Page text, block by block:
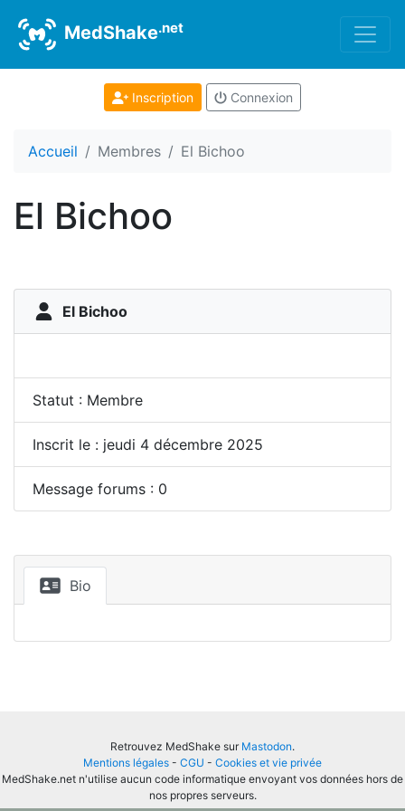
MedShake.net
Inscription Connexion
Accueil Membres El Bichoo
El Bichoo
El Bichoo
Statut : Membre
Inscrit le : jeudi 4 décembre 2025
Message forums : 0
Bio
Retrouvez MedShake sur Mastodon.
Mentions légales - CGU - Cookies et vie privée
MedShake.net n'utilise aucun code informatique envoyant vos données hors de
nos propres serveurs.